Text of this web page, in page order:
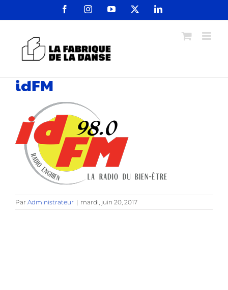
FacebookInstagramYouTube LinkedIn
idFM
Par Administrateur | mardi, juin 20, 2017